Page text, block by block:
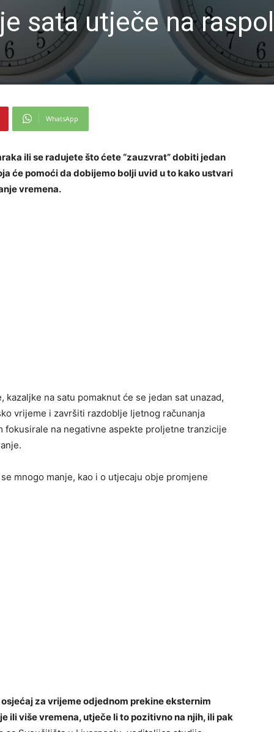
sata utječe na
WhatsApp
ili se radujete što ćete “zauzvrat” dobiti jedan
će pomoći da dobijemo bolji uvid u to kako ustvari
vremena.
na satu pomaknut će se jedan sat unazad,
vrijeme i završiti razdoblje ljetnog računanja
fokusirale na negativne aspekte proljetne tranzicije
mnogo manje, kao i o utjecaju obje promjene
za vrijeme odjednom prekine eksternim
ili više vremena, utječe li to pozitivno na njih, ili pak